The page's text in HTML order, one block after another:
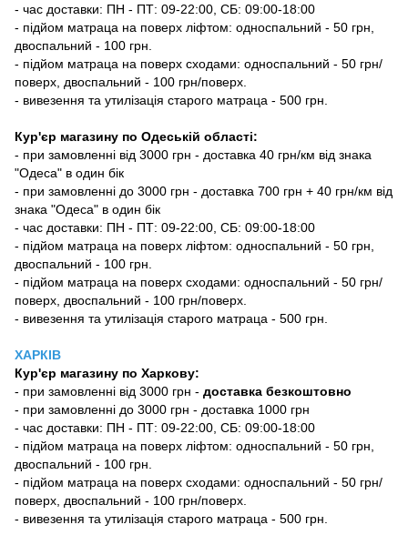
- час доставки: ПН - ПТ: 09-22:00, СБ: 09:00-18:00
- підйом матраца на поверх ліфтом: односпальний - 50 грн,
двоспальний - 100 грн.
- підйом матраца на поверх сходами: односпальний - 50 грн/
поверх, двоспальний - 100 грн/поверх.
- вивезення та утилізація старого матраца - 500 грн.
Кур'єр магазину по Одеській області:
- при замовленні від 3000 грн - доставка 40 грн/км від знака
"Одеса" в один бік
- при замовленні до 3000 грн - доставка 700 грн + 40 грн/км від
знака "Одеса" в один бік
- час доставки: ПН - ПТ: 09-22:00, СБ: 09:00-18:00
- підйом матраца на поверх ліфтом: односпальний - 50 грн,
двоспальний - 100 грн.
- підйом матраца на поверх сходами: односпальний - 50 грн/
поверх, двоспальний - 100 грн/поверх.
- вивезення та утилізація старого матраца - 500 грн.
ХАРКІВ
Кур'єр магазину по Харкову:
- при замовленні від 3000 грн - доставка безкоштовно
- при замовленні до 3000 грн - доставка 1000 грн
- час доставки: ПН - ПТ: 09-22:00, СБ: 09:00-18:00
- підйом матраца на поверх ліфтом: односпальний - 50 грн,
двоспальний - 100 грн.
- підйом матраца на поверх сходами: односпальний - 50 грн/
поверх, двоспальний - 100 грн/поверх.
- вивезення та утилізація старого матраца - 500 грн.